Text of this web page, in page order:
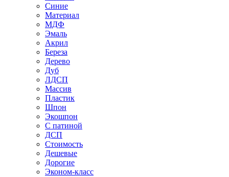
Синие
Материал
МДФ
Эмаль
Акрил
Береза
Дерево
Дуб
ЛДСП
Массив
Пластик
Шпон
Экошпон
С патиной
ДСП
Стоимость
Дешевые
Дорогие
Эконом-класс